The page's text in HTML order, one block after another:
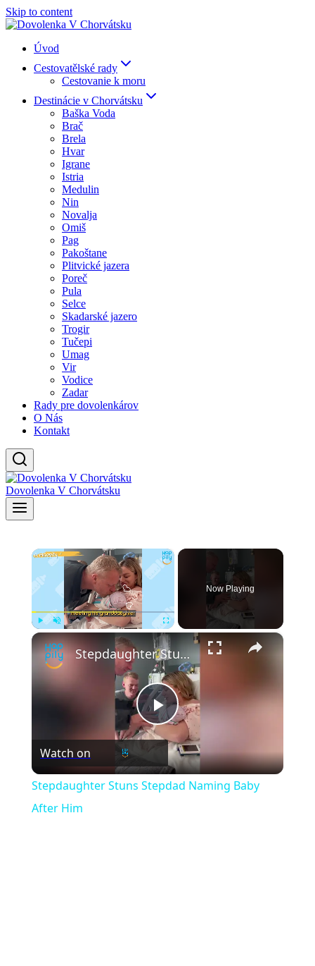
Skip to content
Úvod
Cestovatělské rady
Cestovanie k moru
Destinácie v Chorvátsku
Baška Voda
Brač
Brela
Hvar
Igrane
Istria
Medulin
Nin
Novalja
Omiš
Pag
Pakoštane
Plitvické jazera
Poreč
Pula
Selce
Skadarské jazero
Trogir
Tučepi
Umag
Vir
Vodice
Zadar
Rady pre dovolenkárov
O Nás
Kontakt
Dovolenka V Chorvátsku
×
Fullscreen
Now Playing
×
Play
Video
Stepdaughter Stuns Stepdad Naming Baby After Him
Watch on
Stepdaughter Stuns Stepdad Naming Baby
After Him